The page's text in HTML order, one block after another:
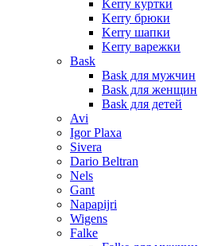
Kerry куртки
Kerry брюки
Kerry шапки
Kerry варежки
Bask
Bask для мужчин
Bask для женщин
Bask для детей
Avi
Igor Plaxa
Sivera
Dario Beltran
Nels
Gant
Napapijri
Wigens
Falke